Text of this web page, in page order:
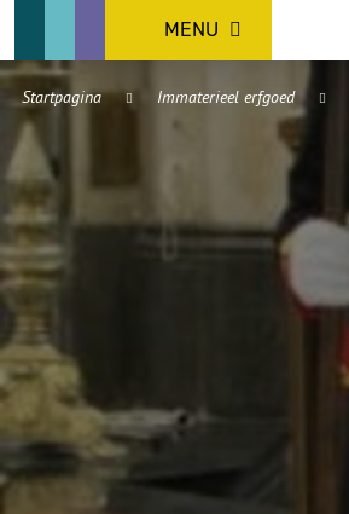
MENU
Startpagina Immaterieel erfgoed